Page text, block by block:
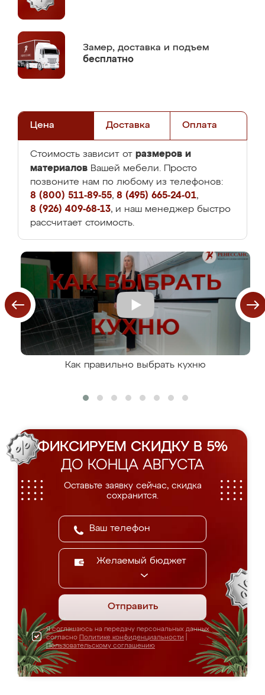
Замер, доставка и подъем
бесплатно
Цена Доставка Оплата
Стоимость зависит от размеров и
материалов Вашей мебели. Просто
позвоните нам по любому из телефонов:
8 (800) 511-89-55, 8 (495) 665-24-01,
8 (926) 409-68-13, и наш менеджер быстро
рассчитает стоимость.
Как правильно выбрать кухню
ФИКСИРУЕМ СКИДКУ В 5%
ДО КОНЦА АВГУСТА
Оставьте заявку сейчас, скидка
сохранится.
Желаемый бюджет
Отправить
Я соглашаюсь на передачу персональных данных
согласно Политике конфиденциальности
Пользовательскому соглашению